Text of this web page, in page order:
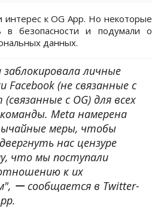
интерес к OG App. Но некоторые
в безопасности и подумали о
данных.
заблокировала личные
Facebook (не связанные с
(связанные с OG) для всех
Meta намерена
меры, чтобы
нас цензуре
что мы поступали
к их
ー сообщается в Twitter-